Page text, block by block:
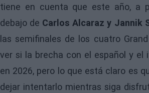
tiene en cuenta que este año, a
debajo de Carlos Alcaraz y Jannik
las semifinales de los cuatro
ver si la brecha con el español y el
en 2026, pero lo que está claro es
dejar intentarlo mientras siga